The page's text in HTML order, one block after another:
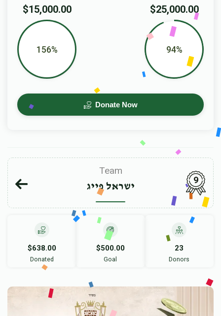
$25,000.00
94%
$15,000.00
156%
Donate Now
Team
ישראל פייג
9
$638.00
Donated
$500.00
Goal
23
Donors